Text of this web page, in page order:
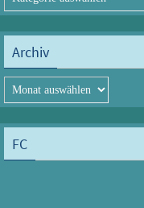
Archiv
Archiv
FC